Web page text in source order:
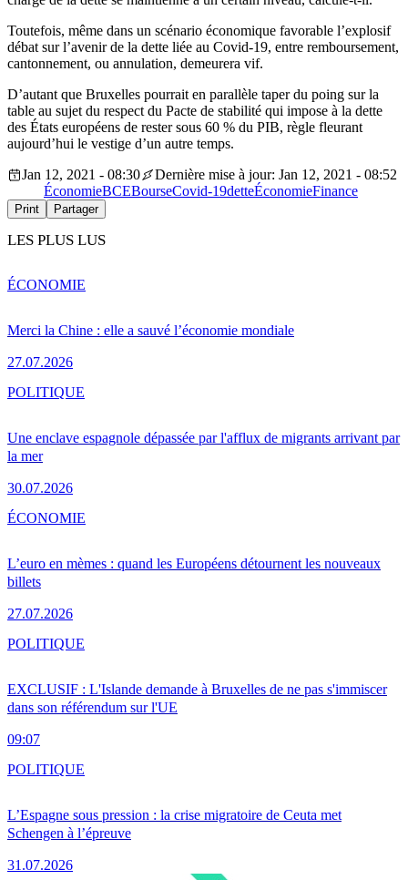
Toutefois, même dans un scénario économique favorable l’explosif
débat sur l’avenir de la dette liée au Covid-19, entre remboursement,
cantonnement, ou annulation, demeurera vif.
D’autant que Bruxelles pourrait en parallèle taper du poing sur la
table au sujet du respect du Pacte de stabilité qui impose à la dette
des États européens de rester sous 60 % du PIB, règle fleurant
aujourd’hui le vestige d’un autre temps.
Jan 12, 2021 - 08:30
Dernière mise à jour: Jan 12, 2021 - 08:52
ÉconomieBCEBourseCovid-19detteÉconomieFinance
Print Partager
LES PLUS LUS
Merci la Chine : elle a sauvé l’économie mondiale
27.07.2026
ÉCONOMIE
Une enclave espagnole dépassée par l'afflux de migrants arrivant par
la mer
30.07.2026
POLITIQUE
L’euro en mèmes : quand les Européens détournent les nouveaux
billets
27.07.2026
ÉCONOMIE
EXCLUSIF : L'Islande demande à Bruxelles de ne pas s'immiscer
dans son référendum sur l'UE
09:07
POLITIQUE
L’Espagne sous pression : la crise migratoire de Ceuta met
Schengen à l’épreuve
31.07.2026
POLITIQUE